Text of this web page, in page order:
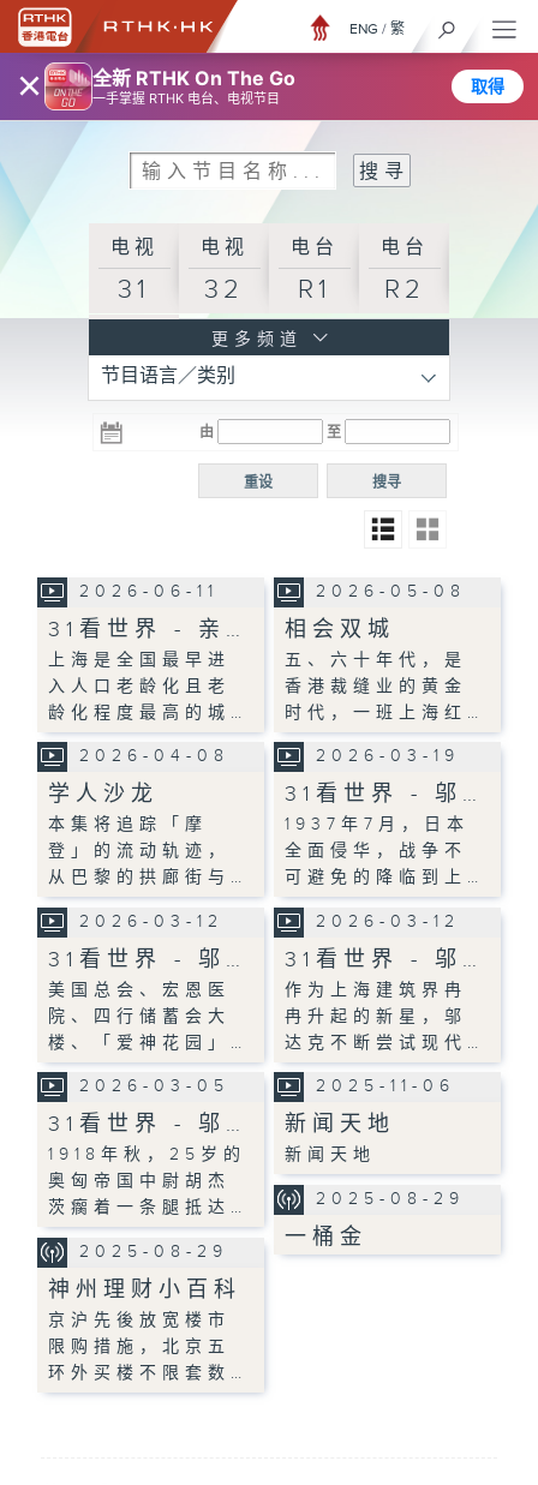
× 全新 RTHK On The Go
一手掌握 RTHK 电台、电视节目
取得
ENG / 繁
电视
31
电视
32
电台
R1
电台
R2
R3
电台 电台
R5
电台
普通
更多频道
节目语言／类别
由 至
搜寻
重设
2026-06-11
31看世界 - 亲…
上海是全国最早进
入人口老龄化且老
龄化程度最高的城…
2026-05-08
相会双城
五、六十年代，是
香港裁缝业的黄金
时代，一班上海红…
2026-04-08
学人沙龙
本集将追踪「摩
登」的流动轨迹，
从巴黎的拱廊街与…
2026-03-19
31看世界 - 邬…
1937年7月，日本
全面侵华，战争不
可避免的降临到上…
2026-03-12
31看世界 - 邬…
美国总会、宏恩医
院、四行储蓄会大
楼、「爱神花园」…
2026-03-12
31看世界 - 邬…
作为上海建筑界冉
冉升起的新星，邬
达克不断尝试现代…
2026-03-05
31看世界 - 邬…
1918年秋，25岁的
奥匈帝国中尉胡杰
茨瘸着一条腿抵达…
2025-11-06
新闻天地
新闻天地
2025-08-29
一桶金
2025-08-29
神州理财小百科
京沪先後放宽楼市
限购措施，北京五
环外买楼不限套数…